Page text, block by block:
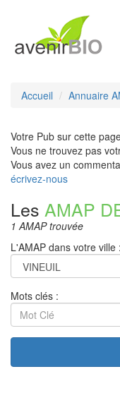
Accueil Annuaire
Votre Pub sur cette
Vous ne trouvez pas
Vous avez un
écrivez-nous
Les AMAP
1 AMAP trouvée
L'AMAP dans votre ville :
Mots clés :